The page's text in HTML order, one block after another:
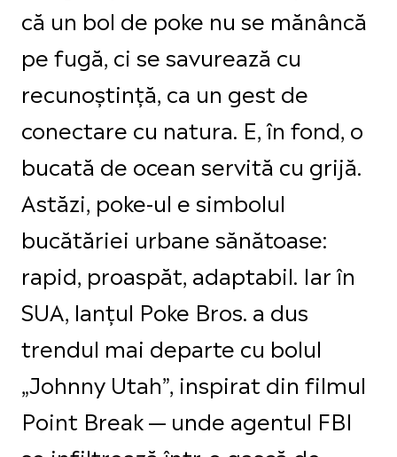
că un bol de poke nu se mănâncă
pe fugă, ci se savurează cu
recunoștință, ca un gest de
conectare cu natura. E, în fond, o
bucată de ocean servită cu grijă.
Astăzi, poke-ul e simbolul
bucătăriei urbane sănătoase:
rapid, proaspăt, adaptabil. Iar în
SUA, lanțul Poke Bros. a dus
trendul mai departe cu bolul
„Johnny Utah”, inspirat din filmul
Point Break — unde agentul FBI